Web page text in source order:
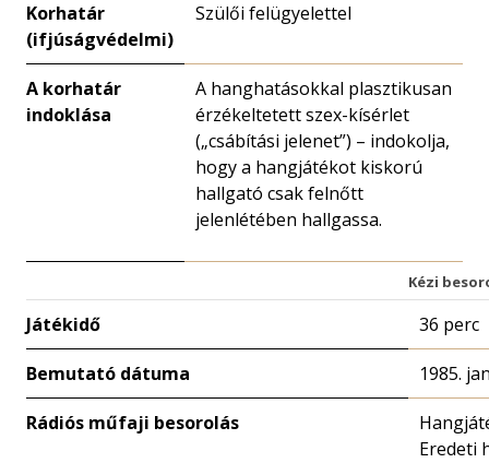
Korhatár
(ifjúságvédelmi)
Szülői felügyelettel
A korhatár
indoklása
A hanghatásokkal plasztikusan
érzékeltetett szex-kísérlet
(„csábítási jelenet”) – indokolja,
hogy a hangjátékot kiskorú
hallgató csak felnőtt
jelenlétében hallgassa.
Kézi
Játékidő 36 perc
Bemutató dátuma 1985.
Rádiós műfaji besorolás
Eredeti